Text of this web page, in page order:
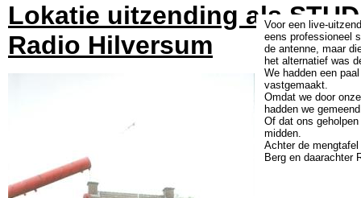
Voor een live-
eens professioneel
de antenne, maar
het alternatief was
We hadden een
vastgemaakt.
Omdat we door
hadden we
Of dat ons
midden.
Achter de
Berg en daarachter
Lokatie uitzending als
Radio Hilversum